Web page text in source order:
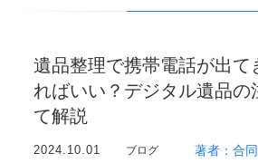
遺品整理で携帯電話が出て
ればいい？デジタル遺品の
て解説
2024.10.01 ブログ 著者：合